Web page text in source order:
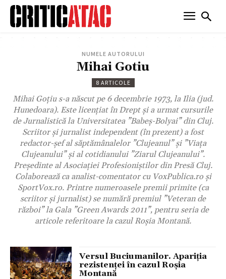
NUMELE AUTORULUI
Mihai Gotiu
8 ARTICOLE
Mihai Goțiu s-a născut pe 6 decembrie 1973, la Ilia (jud.
Hunedoara). Este licențiat în Drept și a urmat cursurile
de Jurnalistică la Universitatea ”Babeș-Bolyai” din Cluj.
Scriitor și jurnalist independent (în prezent) a fost
redactor-șef al săptămânalelor ”Clujeanul” și ”Viața
Clujeanului” și al cotidianului ”Ziarul Clujeanului”.
Președinte al Asociației Profesioniștilor din Presă Cluj.
Colaborează ca analist-comentator cu VoxPublica.ro și
SportVox.ro. Printre numeroasele premii primite (ca
scriitor și jurnalist) se numără premiul ”Veteran de
război” la Gala ”Green Awards 2011”, pentru seria de
articole referitoare la cazul Roșia Montană.
Versul Buciumanilor. Apariţia
rezistenţei în cazul Roşia
Montană